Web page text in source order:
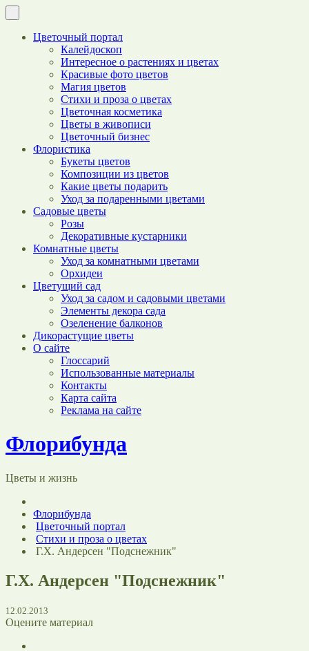
Цветочный портал
Калейдоскоп
Интересное о растениях и цветах
Красивые фото цветов
Магия цветов
Стихи и проза о цветах
Цветочная косметика
Цветы в живописи
Цветочный бизнес
Флористика
Букеты цветов
Композиции из цветов
Какие цветы подарить
Уход за подаренными цветами
Садовые цветы
Розы
Декоративные кустарники
Комнатные цветы
Уход за комнатными цветами
Орхидеи
Цветущий сад
Уход за садом и садовыми цветами
Элементы декора сада
Озеленение балконов
Дикорастущие цветы
О сайте
Глоссарий
Использованные материалы
Контакты
Карта сайта
Реклама на сайте
Флорибунда
Цветы и жизнь
Флорибунда
Цветочный портал
Стихи и проза о цветах
Г.Х. Андерсен "Подснежник"
Г.Х. Андерсен "Подснежник"
12.02.2013
Оцените материал